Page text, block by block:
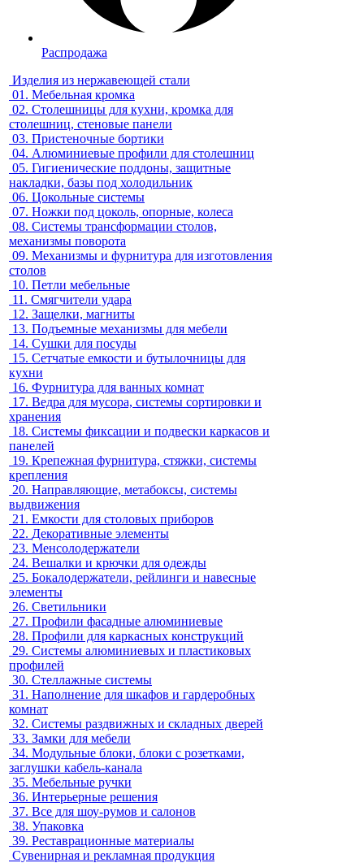
Распродажа
Изделия из нержавеющей стали
01. Мебельная кромка
02. Столешницы для кухни, кромка для
столешниц, стеновые панели
03. Пристеночные бортики
04. Алюминиевые профили для столешниц
05. Гигиенические поддоны, защитные
накладки, базы под холодильник
06. Цокольные системы
07. Ножки под цоколь, опорные, колеса
08. Системы трансформации столов,
механизмы поворота
09. Механизмы и фурнитура для изготовления
столов
10. Петли мебельные
11. Смягчители удара
12. Защелки, магниты
13. Подъемные механизмы для мебели
14. Сушки для посуды
15. Сетчатые емкости и бутылочницы для
кухни
16. Фурнитура для ванных комнат
17. Ведра для мусора, системы сортировки и
хранения
18. Системы фиксации и подвески каркасов и
панелей
19. Крепежная фурнитура, стяжки, системы
крепления
20. Направляющие, метабоксы, системы
выдвижения
21. Емкости для столовых приборов
22. Декоративные элементы
23. Менсолодержатели
24. Вешалки и крючки для одежды
25. Бокалодержатели, рейлинги и навесные
элементы
26. Светильники
27. Профили фасадные алюминиевые
28. Профили для каркасных конструкций
29. Системы алюминиевых и пластиковых
профилей
30. Стеллажные системы
31. Наполнение для шкафов и гардеробных
комнат
32. Системы раздвижных и складных дверей
33. Замки для мебели
34. Модульные блоки, блоки с розетками,
заглушки кабель-канала
35. Мебельные ручки
36. Интерьерные решения
37. Все для шоу-румов и салонов
38. Упаковка
39. Реставрационные материалы
Сувенирная и рекламная продукция